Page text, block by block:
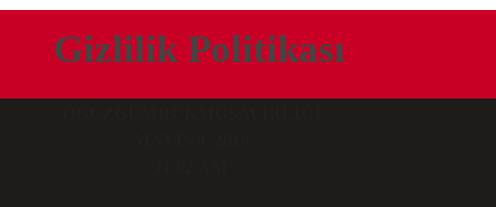
Gizlilik Politikası